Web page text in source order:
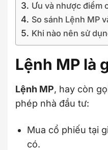
Ưu và nhược điểm
So sánh Lệnh MP
Khi nào nên sử
Lệnh MP là
Lệnh MP, hay còn
phép nhà đầu tư:
Mua cổ phiếu tại
có.